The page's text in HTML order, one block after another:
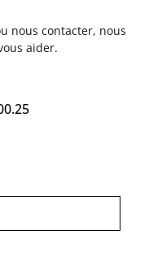
nous contacter, nous
aider.